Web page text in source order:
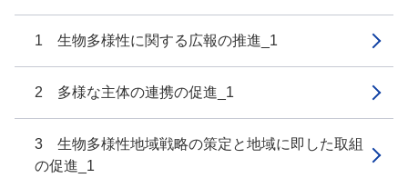
1 生物多様性に関する広報の推進_1
2 多様な主体の連携の促進_1
3 生物多様性地域戦略の策定と地域に即した取組
の促進_1